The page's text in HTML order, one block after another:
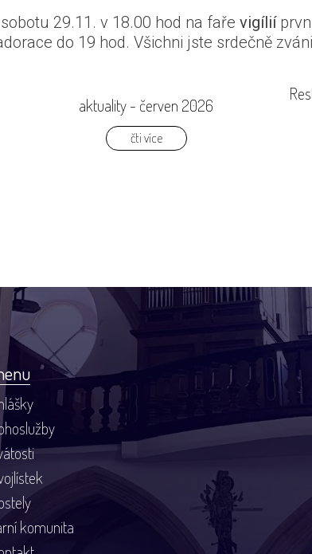
29.11. v 18.00 hod na faře vigílií
do 19 hod. Všichni jste srdečně
aktuality - červen 2026
čti více
komunita